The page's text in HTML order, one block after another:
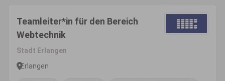
Teamleiter*in für den Bereich
Webtechnik
Stadt Erlangen
Erlangen